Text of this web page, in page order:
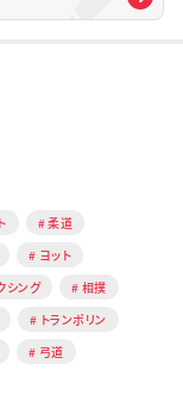
柔道
ヨット
シング
相撲
トランポリン
弓道